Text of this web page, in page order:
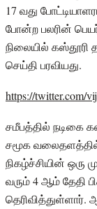
17 வது
போன்ற பலரின்
நிலையில் கஸ்தூரி
செய்தி பரவியது.
https://twitter.com/
சமீபத்தில் நடிகை
சமூக வலைதளத்தில்
நிகழ்ச்சியின் ஒரு
வரும் 4 ஆம் தேதி
தெரிவித்துள்ளார்.